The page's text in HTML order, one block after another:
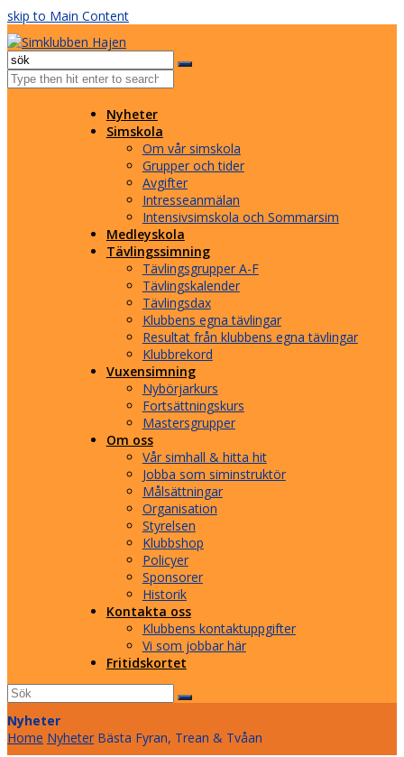
skip to Main Content
Facebook
Instagram
Email
Open
Mobile
Nyheter
Simskola
Om vår simskola
Grupper och tider
Avgifter
Intresseanmälan
Intensivsimskola och Sommarsim
Medleyskola
Tävlingssimning
Tävlingsgrupper A-F
Tävlingskalender
Tävlingsdax
Klubbens egna tävlingar
Resultat från klubbens egna tävlingar
Klubbrekord
Vuxensimning
Nybörjarkurs
Fortsättningskurs
Mastersgrupper
Om oss
Vår simhall & hitta hit
Jobba som siminstruktör
Målsättningar
Organisation
Styrelsen
Klubbshop
Policyer
Sponsorer
Historik
Kontakta oss
Klubbens kontaktuppgifter
Vi som jobbar här
Fritidskortet
Sök
Submit
Nyheter
Home Nyheter Bästa Fyran, Trean & Tvåan